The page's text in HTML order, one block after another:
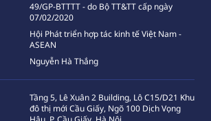
49/GP-BTTTT - do Bộ TT&TT cấp ngày
07/02/2020
Hội Phát triển hợp tác kinh tế Việt Nam -
ASEAN
Nguyễn Hà Thắng
Tầng 5, Lê Xuân 2 Building, Lô C15/D21 Khu
đô thị mới Cầu Giấy, Ngõ 100 Dịch Vọng